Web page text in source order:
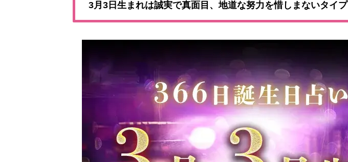
3月3日生まれは誠実で真面目、地道な努力を惜しまないタイプ